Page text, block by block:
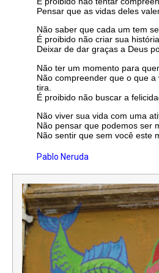
Pensar que as vidas deles
Não saber que cada um tem
É proibido não criar sua
Deixar de dar graças a Deus
Não ter um momento para
Não compreender que o que
tira.
É proibido não buscar a
Não viver sua vida com uma
Não pensar que podemos ser
Não sentir que sem você este
Pablo Neruda